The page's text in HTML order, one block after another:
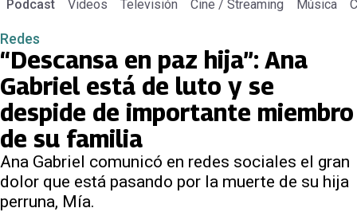
Podcast Videos Televisión Cine / Streaming Música
Redes
“Descansa en paz hija”: Ana
Gabriel está de luto y se
despide de importante miembro
de su familia
Ana Gabriel comunicó en redes sociales el gran
dolor que está pasando por la muerte de su hija
perruna, Mía.